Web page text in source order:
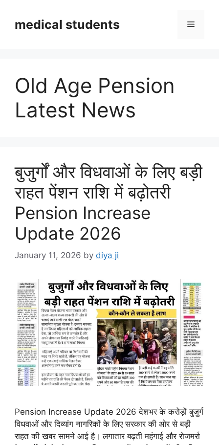
contentmedical students Menu
Old Age Pension
Latest News
बुजुर्गों और विधवाओं के लिए बड़ी
राहत पेंशन राशि में बढ़ोतरी
Pension Increase
Update 2026
January 11, 2026 by diya ji
Pension Increase Update 2026 देशभर के करोड़ों बुजुर्ग
विधवाओं और दिव्यांग नागरिकों के लिए सरकार की ओर से बड़ी
राहत की खबर सामने आई है। लगातार बढ़ती महंगाई और रोजमर्रा